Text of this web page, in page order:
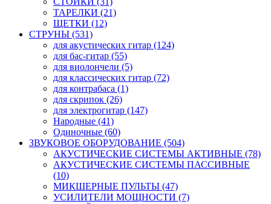
ТАРЕЛКИ (21)
ЩЕТКИ (12)
СТРУНЫ (531)
для акустических гитар (124)
для бас-гитар (55)
для виолончели (5)
для классических гитар (72)
для контрабаса (1)
для скрипок (26)
для электрогитар (147)
Народные (41)
Одиночные (60)
ЗВУКОВОЕ ОБОРУДОВАНИЕ (504)
АКУСТИЧЕСКИЕ СИСТЕМЫ АКТИВНЫЕ (78)
АКУСТИЧЕСКИЕ СИСТЕМЫ ПАССИВНЫЕ
(10)
МИКШЕРНЫЕ ПУЛЬТЫ (47)
УСИЛИТЕЛИ МОЩНОСТИ (7)